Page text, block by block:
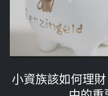
小資族該如何理